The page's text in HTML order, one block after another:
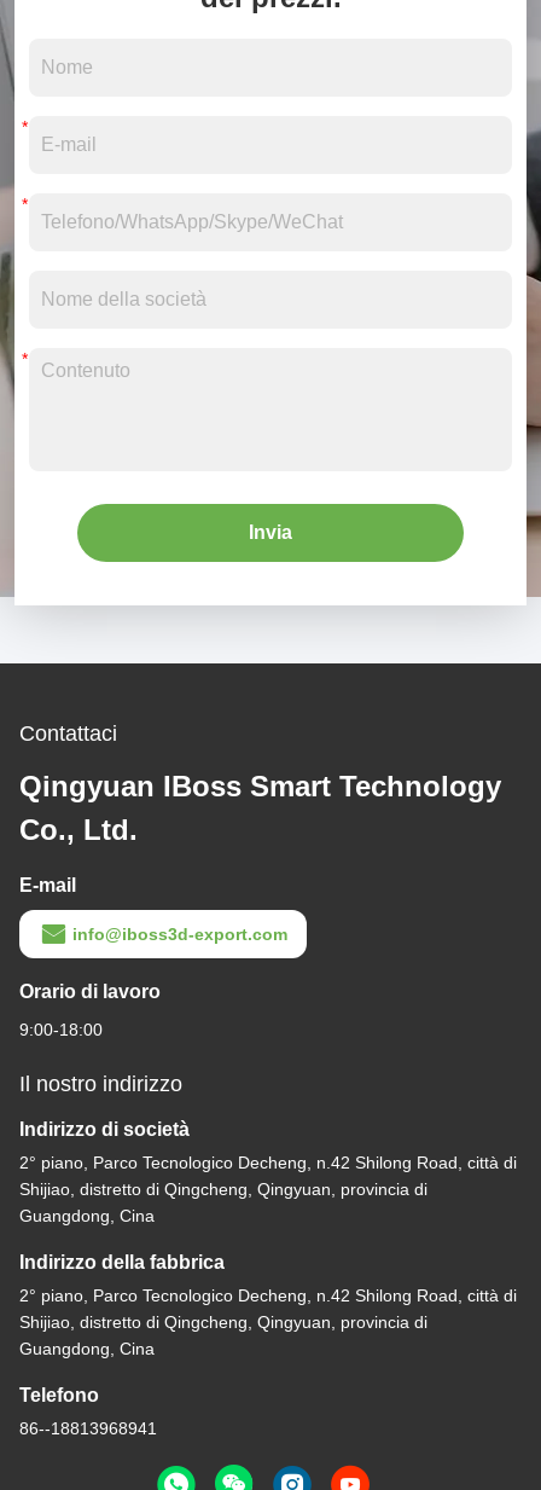
Invia
Contattaci
Qingyuan IBoss Smart Technology
Co., Ltd.
E-mail
info@iboss3d-export.com
Orario di lavoro
9:00-18:00
Il nostro indirizzo
Indirizzo di società
2° piano, Parco Tecnologico Decheng, n.42 Shilong Road, città di
Shijiao, distretto di Qingcheng, Qingyuan, provincia di
Guangdong, Cina
Indirizzo della fabbrica
2° piano, Parco Tecnologico Decheng, n.42 Shilong Road, città di
Shijiao, distretto di Qingcheng, Qingyuan, provincia di
Guangdong, Cina
Telefono
86--18813968941